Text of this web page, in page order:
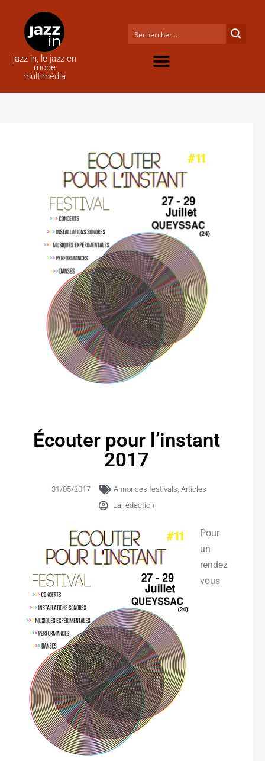
jazz in, le jazz en
mode
multimédia
Écouter pour l’instant
2017
31/05/2017 Annonces festivals, Articles
La rédaction
Pour
un
rendez
vous